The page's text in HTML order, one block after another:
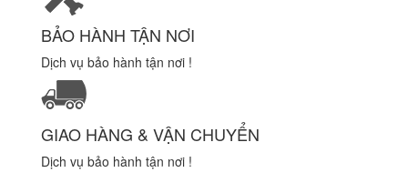
BẢO HÀNH TẬN NƠI
Dịch vụ bảo hành tận nơi !
GIAO HÀNG & VẬN CHUYỂN
Dịch vụ bảo hành tận nơi !